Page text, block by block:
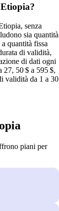
senza
sia quantità
quantità fissa
di validità,
di dati ogni
27, 50 $ a 595 $,
validità da 1 a 30
piani per